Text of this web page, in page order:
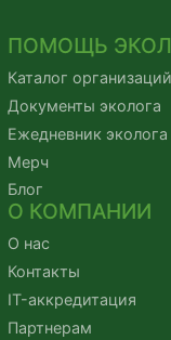
ПОМОЩЬ
Каталог организаций
Документы эколога
Ежедневник эколога
Мерч
Блог
О КОМПАНИИ
О нас
Контакты
IT-аккредитация
Партнерам